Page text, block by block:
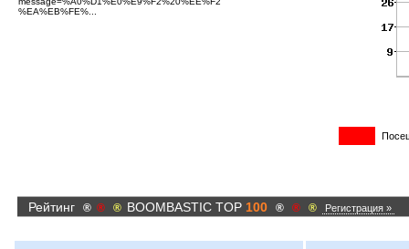
%EA%EB%FE%...
Рейтинг ® ® ® BOOMBASTIC TOP 100 ® ® ® Регистрация »